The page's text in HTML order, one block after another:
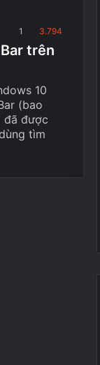
1 3.794
trên
10
(bao
đã được
tìm